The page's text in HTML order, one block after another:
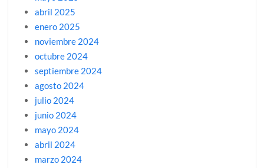
abril 2025
enero 2025
noviembre 2024
octubre 2024
septiembre 2024
agosto 2024
julio 2024
junio 2024
mayo 2024
abril 2024
marzo 2024